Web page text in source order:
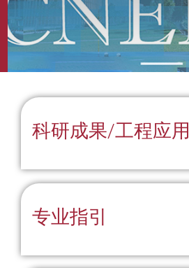
科研成果/工程应用
专业指引